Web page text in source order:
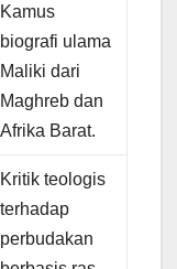
Kamus
biografi ulama
Maliki dari
Maghreb dan
Afrika Barat.
Kritik teologis
terhadap
perbudakan